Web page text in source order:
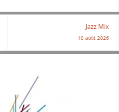
Jazz Mix
10 août 2026